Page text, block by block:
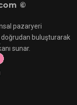
©
pazaryeri
doğrudan buluşturarak
sunar.